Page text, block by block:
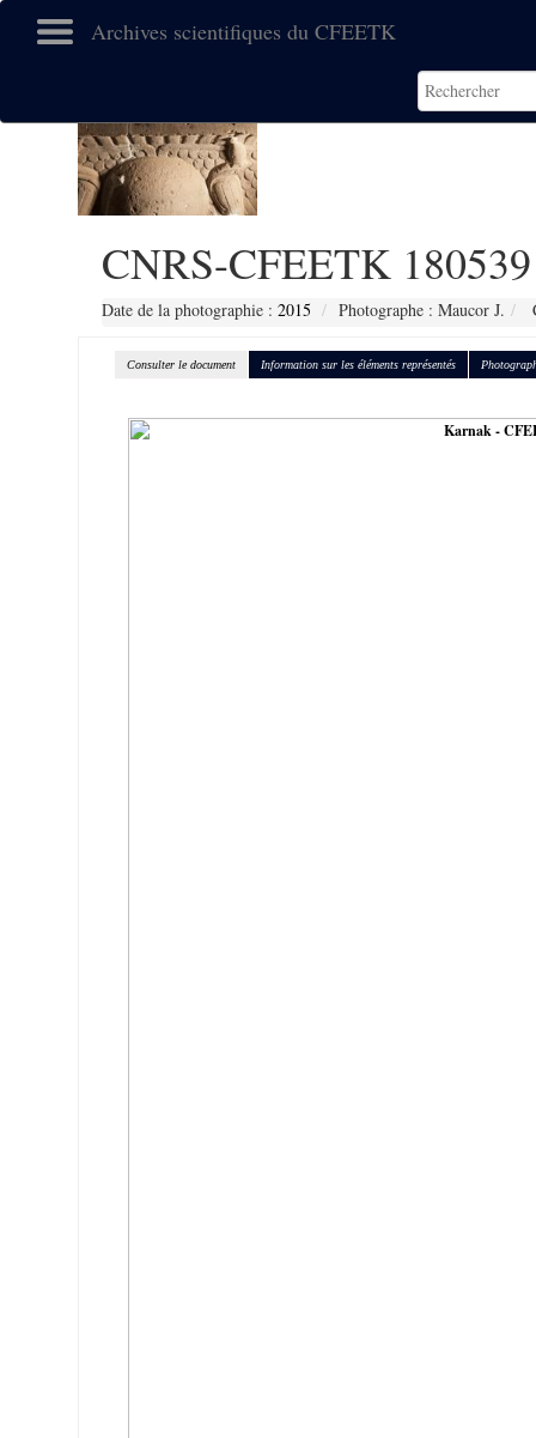
Archives scientifiques du CFEETK
CNRS-CFEETK 180539
Date de la photographie : 2015 Photographe : Maucor J.
Consulter le document Information sur les éléments représentés